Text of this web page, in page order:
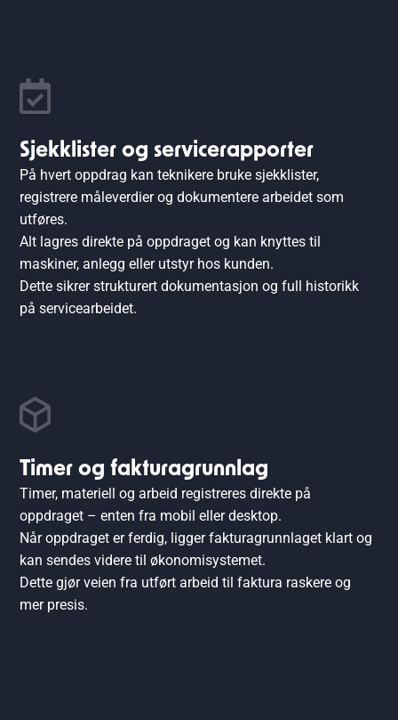
Sjekklister og servicerapporter
På hvert oppdrag kan teknikere bruke sjekklister,
registrere måleverdier og dokumentere arbeidet som
utføres.
Alt lagres direkte på oppdraget og kan knyttes til
maskiner, anlegg eller utstyr hos kunden.
Dette sikrer strukturert dokumentasjon og full historikk
på servicearbeidet.
Timer og fakturagrunnlag
Timer, materiell og arbeid registreres direkte på
oppdraget – enten fra mobil eller desktop.
Når oppdraget er ferdig, ligger fakturagrunnlaget klart og
kan sendes videre til økonomisystemet.
Dette gjør veien fra utført arbeid til faktura raskere og
mer presis.